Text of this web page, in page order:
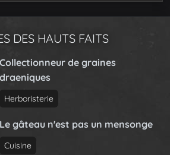
DES HAUTS FAITS
Collectionneur de graines
draeniques
Herboristerie
Le gâteau n'est pas un mensonge
Cuisine